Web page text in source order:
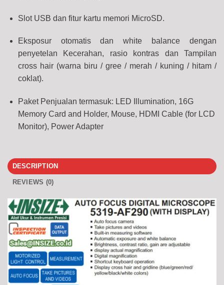
Slot USB dan fitur kartu memori MicroSD.
Eksposur otomatis dan white balance dengan
penyetelan Kecerahan, rasio kontras dan Tampilan
cross hair (warna biru / gree / merah / kuning / hitam /
coklat).
Paket Penjualan termasuk: LED Illumination, 16G
Memory Card and Holder, Mouse, HDMI Cable (for LCD
Monitor), Power Adapter
DESCRIPTION
REVIEWS (0)